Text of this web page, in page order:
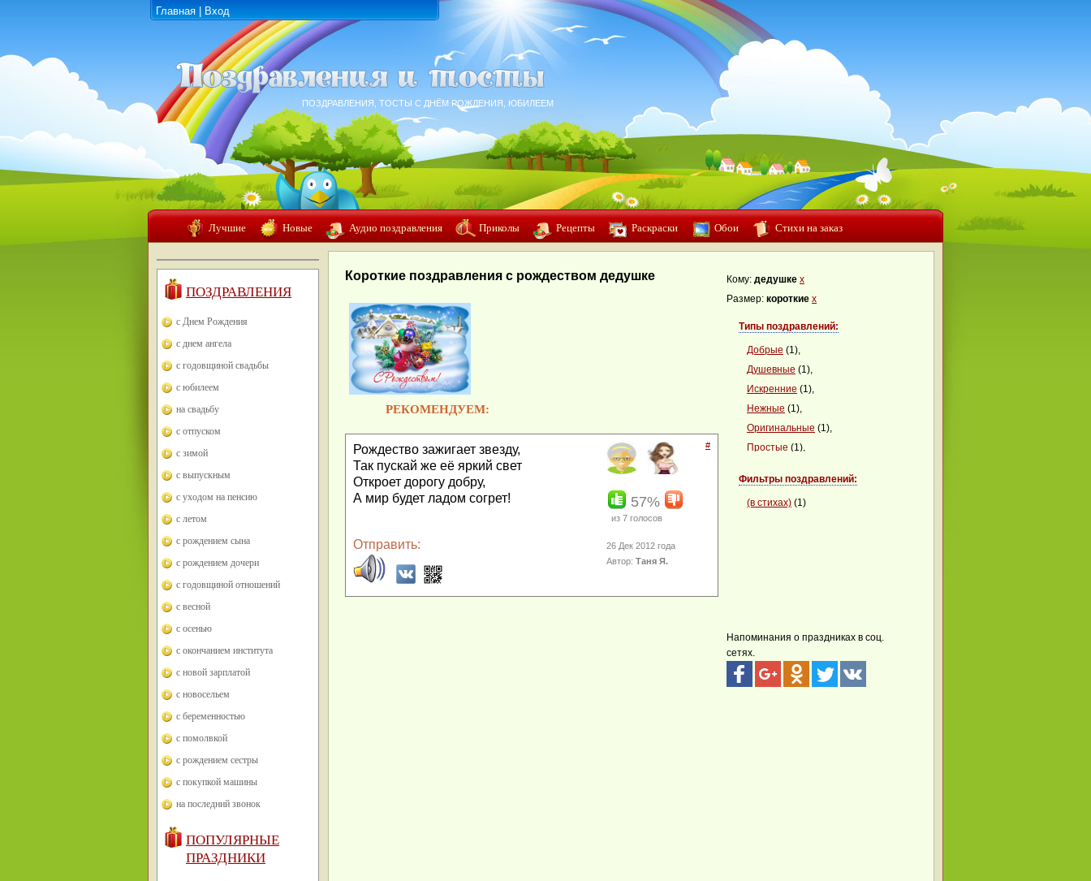
Главная Вход
ПОЗДРАВЛЕНИЯ, ТОСТЫ С ДНЁМ РОЖДЕНИЯ, ЮБИЛЕЕМ
Лучшие Новые Аудио поздравления Приколы Рецепты Раскраски Обои Стихи на заказ
ПОЗДРАВЛЕНИЯ
с Днем Рождения
с днем ангела
с годовщиной свадьбы
с юбилеем
на свадьбу
с отпуском
с зимой
с выпускным
с уходом на пенсию
с летом
с рождением сына
с рождением дочери
с годовщиной отношений
с весной
с осенью
с окончанием института
с новой зарплатой
с новосельем
с беременностью
с помолвкой
с рождением сестры
с покупкой машины
на последний звонок
ПОПУЛЯРНЫЕ
ПРАЗДНИКИ
Короткие поздравления с рождеством дедушке
РЕКОМЕНДУЕМ:
Рождество зажигает звезду,
Так пускай же её яркий свет
Откроет дорогу добру,
А мир будет ладом согрет!
#
57%
из 7 голосов
Отправить:
26 Дек 2012 года
Автор:Таня Я.
Кому: дедушке x
Размер: короткие x
Типы поздравлений:
Добрые (1),
Душевные (1),
Искренние (1),
Нежные (1),
Оригинальные (1),
Простые (1),
Стихотворные(1),
Теплые(1),
Фильтры поздравлений:
(в стихах) (1)
Напоминания о праздниках в соц.
сетях.